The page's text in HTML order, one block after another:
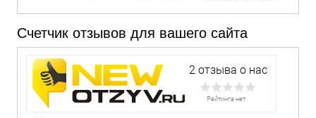
Счетчик отзывов для вашего сайта